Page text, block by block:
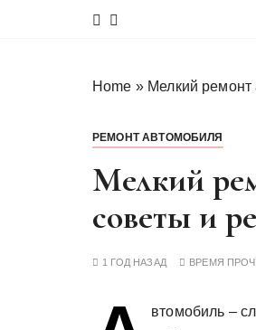
Home » Мелкий
РЕМОНТ АВТОМОБИЛЯ
Мелкий
советы и
1 ГОД НАЗАД ВРЕМЯ
втомобиль –